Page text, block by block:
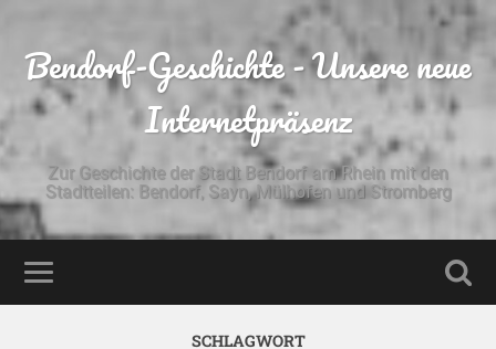
Bendorf-Geschichte - Unsere neue
Internetpräsenz
Zur Geschichte der Stadt Bendorf am Rhein mit den
Stadtteilen: Bendorf, Sayn, Mülhofen und Stromberg
SCHLAGWORT